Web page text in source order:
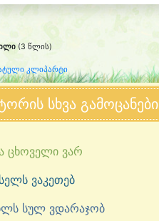
(3 წლის)
კლიპარტი
სხვა გამოცანები
ცხოველი ვარ
ვაკეთებ
სულ ვდარაჯობ